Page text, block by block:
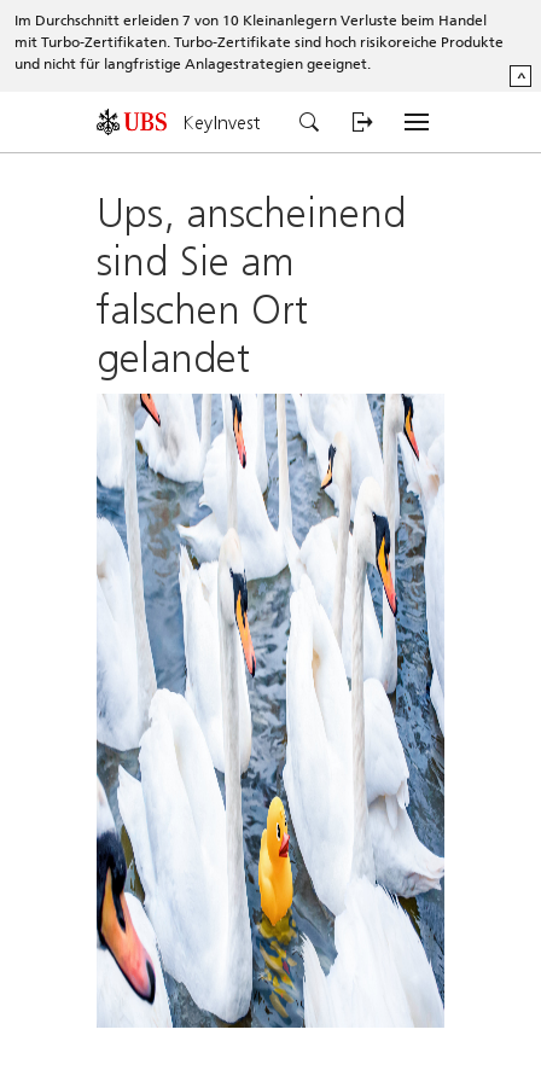
Im Durchschnitt erleiden 7 von 10 Kleinanlegern Verluste beim Handel
mit Turbo-Zertifikaten. Turbo-Zertifikate sind hoch risikoreiche Produkte
und nicht für langfristige Anlagestrategien geeignet.
^
KeyInvest
Ups, anscheinend
sind Sie am
falschen Ort
gelandet